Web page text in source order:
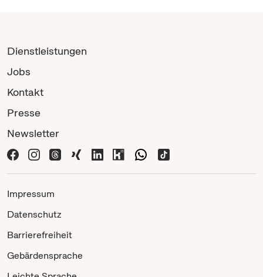
Dienstleistungen
Jobs
Kontakt
Presse
Newsletter
Impressum
Datenschutz
Barrierefreiheit
Gebärdensprache